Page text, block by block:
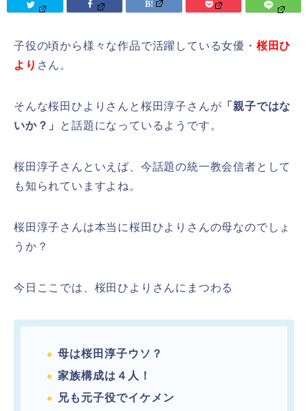
子役の頃から様々な作品で活躍している女優・ 桜田ひ
より さん。
そんな桜田ひよりさんと桜田淳子さんが 「親子ではな
いか？」
と話題になっているようです。
桜田淳子さんといえば、今話題の統一教会信者として
も知られていますよね。
桜田淳子さんは本当に桜田ひよりさんの母なのでしょ
うか？
今日ここでは、桜田ひよりさんにまつわる
母は桜田淳子ウソ？
家族構成は４人！
兄も元子役でイケメン